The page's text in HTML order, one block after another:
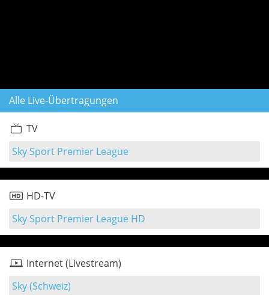
Alle Live-Übertragungen
TV
Sky Sport Premier League
HD-TV
Sky Sport Premier League HD
Internet (Livestream)
Sky (Schweiz)